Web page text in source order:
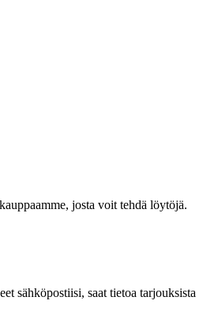
josta voit tehdä löytöjä.
sähköpostiisi, saat tietoa tarjouksista